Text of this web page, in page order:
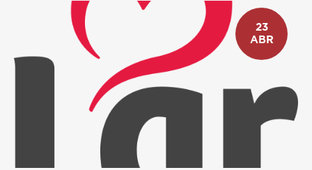
23
ABR